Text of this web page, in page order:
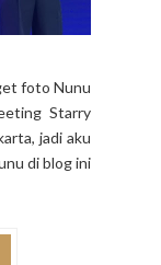
foto Nunu
Starry
jadi aku
di blog ini